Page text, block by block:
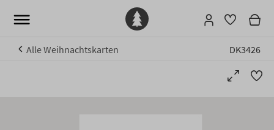
Alle Weihnachtskarten DK3426